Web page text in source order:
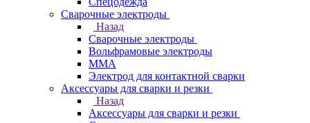
Сварочные электроды
Назад
Сварочные электроды
Вольфрамовые электроды
ММА
Электрод для контактной сварки
Аксессуары для сварки и резки
Назад
Аксессуары для сварки и резки